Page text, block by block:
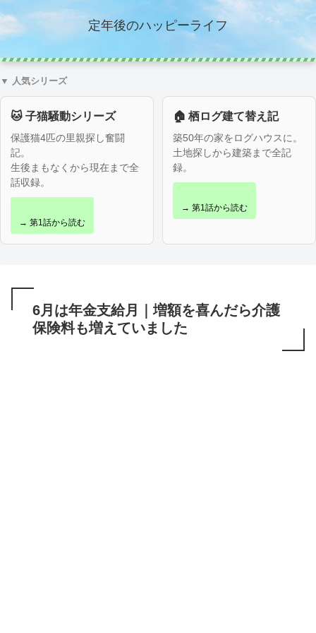
定年後のハッピーライフ
▼ 人気シリーズ
🐱 子猫騒動シリーズ
保護猫4匹の里親探し奮闘
記。
生後まもなくから現在まで全
話収録。
→ 第1話から読む
🏠 栖ログ建て替え記
築50年の家をログハウスに。
土地探しから建築まで全記
録。
→ 第1話から読む
6月は年金支給月｜増額を喜んだら介護
保険料も増えていました